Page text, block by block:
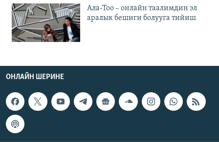
Ала-Тоо – онлайн таалимдин эл
аралык бешиги болууга тийиш
ОНЛАЙН ШЕРИНЕ